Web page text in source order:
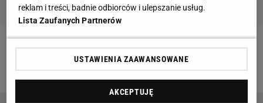
Zobacz wideo"Mam dreszcze". Ukraiński piłkarz
reaguje na decyzję Polaków [SPORT.PL LIVE #16]
reklam i treści, badnie odbiorców i ulepszanie usług.
Lista Zaufanych Partnerów
USTAWIENIA ZAAWANSOWANE
AKCEPTUJĘ